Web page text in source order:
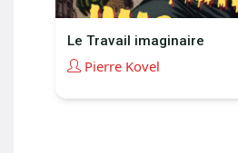
Le Travail imaginaire
Pierre Kovel